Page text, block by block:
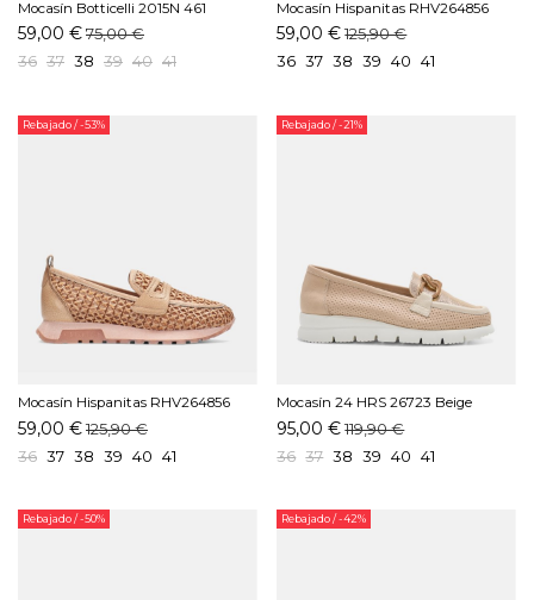
Mocasín Botticelli 2015N 461
Marino
59,00 €75,00 €
36 37 38 39 40 41
Mocasín Hispanitas RHV264856
C004 Crema
59,00 € 125,90 €
36 37 38 39 40 41
Rebajado/ -53%
Mocasín Hispanitas RHV264856
C009 Desert
59,00 €125,90 €
36 37 38 39 40 41
Rebajado/ -21%
Mocasín 24 HRS 26723 Beige
95,00 € 119,90 €
36 37 38 39 40 41
Rebajado/ -50% Rebajado/ -42%